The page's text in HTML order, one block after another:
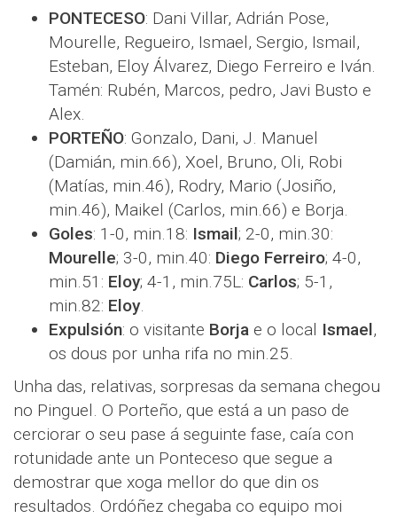
PONTECESO: Dani Villar, Adrián Pose,
Mourelle, Regueiro, Ismael, Sergio, Ismail,
Esteban, Eloy Álvarez, Diego Ferreiro e Iván.
Tamén: Rubén, Marcos, pedro, Javi Busto e
Alex.
PORTEÑO: Gonzalo, Dani, J. Manuel
(Damián, min.66), Xoel, Bruno, Oli, Robi
(Matías, min.46), Rodry, Mario (Josiño,
min.46), Maikel (Carlos, min.66) e Borja.
Goles: 1-0, min.18: Ismail; 2-0, min.30:
Mourelle; 3-0, min.40: Diego Ferreiro; 4-0,
min.51: Eloy; 4-1, min.75L: Carlos; 5-1,
min.82: Eloy.
Expulsión: o visitante Borja e o local Ismael,
os dous por unha rifa no min.25.
Unha das, relativas, sorpresas da semana chegou
no Pinguel. O Porteño, que está a un paso de
cerciorar o seu pase á seguinte fase, caía con
rotunidade ante un Ponteceso que segue a
demostrar que xoga mellor do que din os
resultados. Ordóñez chegaba co equipo moi